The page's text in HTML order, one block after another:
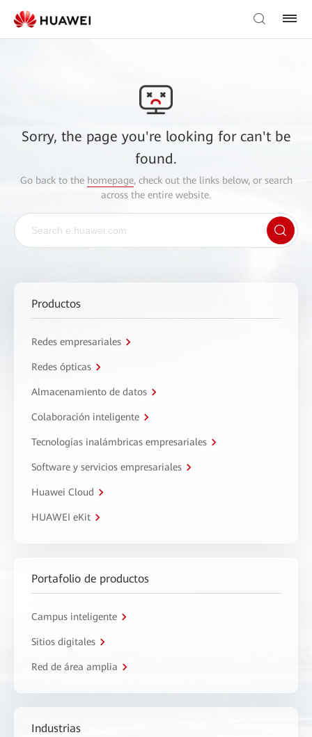
Sorry, the page you're looking for can't be
found.
Go back to the homepage, check out the links below, or search
across the entire website.
Productos
Redes empresariales
Redes ópticas
Almacenamiento de datos
Colaboración inteligente
Tecnologías inalámbricas empresariales
Software y servicios empresariales
Huawei Cloud
HUAWEI eKit
Portafolio de productos
Campus inteligente
Sitios digitales
Red de área amplia
Industrias